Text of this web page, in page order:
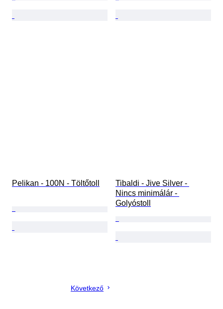
Pelikan - 100N - Töltőtoll
Tibaldi - Jive Silver -
Nincs minimálár -
Golyóstoll
Következő